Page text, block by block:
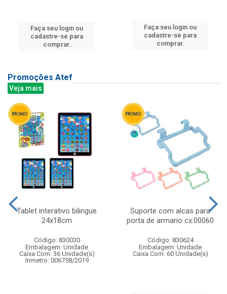
Faça seu login ou
cadastre-se para
comprar.
Faça seu login ou
cadastre-se para
comprar.
Promoções Atef
Veja mais
Tablet interativo bilingue
24x18cm
Código: 830030
Embalagem: Unidade
Caixa Com: 36 Unidade(s)
Inmetro: 006758/2019
Suporte com alcas para
porta de armario cx:00060
Código: 830624
Embalagem: Unidade
Caixa Com: 60 Unidade(s)